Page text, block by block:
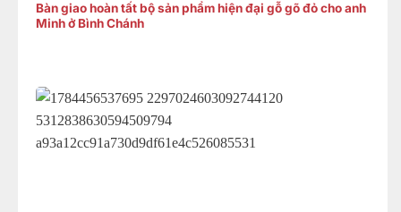
Bàn giao hoàn tất bộ sản phẩm hiện đại gỗ gõ đỏ cho anh
Minh ở Bình Chánh